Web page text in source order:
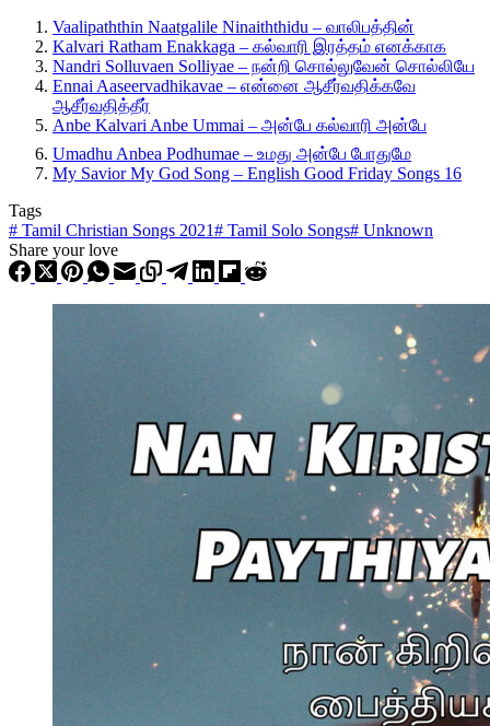
Vaalipaththin Naatgalile Ninaiththidu – வாலிபத்தின்
Kalvari Ratham Enakkaga – கல்வாரி இரத்தம் எனக்காக
Nandri Solluvaen Solliyae – நன்றி சொல்லுவேன் சொல்லியே
Ennai Aaseervadhikavae – என்னை ஆசீர்வதிக்கவே
ஆசீர்வதித்தீர்
Anbe Kalvari Anbe Ummai – அன்பே கல்வாரி அன்பே
Umadhu Anbea Podhumae – உமது அன்பே போதுமே
My Savior My God Song – English Good Friday Songs 16
Tags
# Tamil Christian Songs 2021# Tamil Solo Songs# Unknown
Share your love